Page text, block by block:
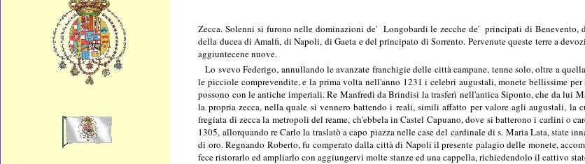
Zecca. Solenni si furono nelle dominazioni de' Longobardi le zecche de' principati di Benevento,
della ducea di Amalfi, di Napoli, di Gaeta e del principato di Sorrento. Pervenute queste terre a
aggiuntecene nuove.
Lo svevo Federigo, annullando le avanzate franchigie delle città campane, tenne solo, oltre a
le picciole comprevendite, e la prima volta nell'anno 1231 i celebri augustali, monete bellissime
possono con le antiche imperiali. Re Manfredi da Brindisi la trasferì nell'antica Siponto, che da lui
la propria zecca, nella quale si vennero battendo i reali, simili affatto per valore agli augustali,
fregiata di zecca la metropoli del reame, ch'ebbela in Castel Capuano, dove si batterono i carlini o
1305, allorquando re Carlo la traslatò a capo piazza nelle case del cardinale di s. Maria Lata, state
di oro. Regnando Roberto, fu comperato dalla città di Napoli il presente palagio delle monete,
fece ristorarlo ed ampliarlo con aggiungervi molte stanze ed una cappella, richiedendolo il cattivo